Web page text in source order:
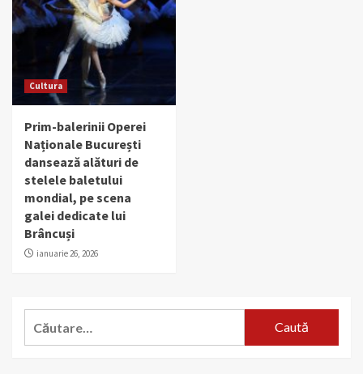
Cultura
Prim-balerinii Operei
Naționale București
dansează alături de
stelele baletului
mondial, pe scena
galei dedicate lui
Brâncuși
ianuarie 26, 2026